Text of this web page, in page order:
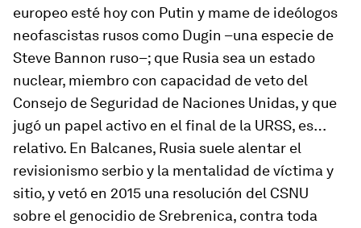
europeo esté hoy con Putin y mame de ideólogos
neofascistas rusos como Dugin –una especie de
Steve Bannon ruso–; que Rusia sea un estado
nuclear, miembro con capacidad de veto del
Consejo de Seguridad de Naciones Unidas, y que
jugó un papel activo en el final de la URSS, es…
relativo. En Balcanes, Rusia suele alentar el
revisionismo serbio y la mentalidad de víctima y
sitio, y vetó en 2015 una resolución del CSNU
sobre el genocidio de Srebrenica, contra toda